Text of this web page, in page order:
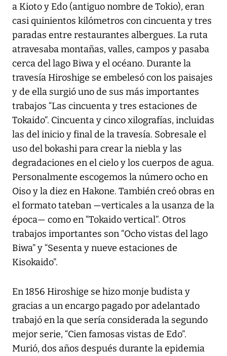
a Kioto y Edo (antiguo nombre de Tokio), eran
casi quinientos kilómetros con cincuenta y tres
paradas entre restaurantes albergues. La ruta
atravesaba montañas, valles, campos y pasaba
cerca del lago Biwa y el océano. Durante la
travesía Hiroshige se embelesó con los paisajes
y de ella surgió uno de sus más importantes
trabajos “Las cincuenta y tres estaciones de
Tokaido”. Cincuenta y cinco xilografías, incluidas
las del inicio y final de la travesía. Sobresale el
uso del bokashi para crear la niebla y las
degradaciones en el cielo y los cuerpos de agua.
Personalmente escogemos la número ocho en
Oiso y la diez en Hakone. También creó obras en
el formato tateban —verticales a la usanza de la
época— como en “Tokaido vertical”. Otros
trabajos importantes son “Ocho vistas del lago
Biwa” y “Sesenta y nueve estaciones de
Kisokaido”.
En 1856 Hiroshige se hizo monje budista y
gracias a un encargo pagado por adelantado
trabajó en la que sería considerada la segundo
mejor serie, “Cien famosas vistas de Edo”.
Murió, dos años después durante la epidemia